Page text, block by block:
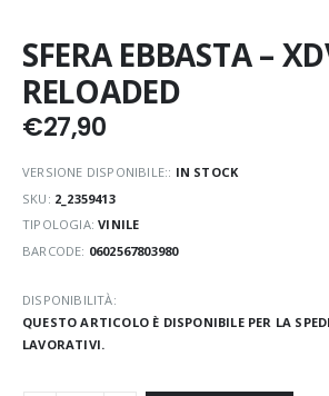
SFERA EBBASTA –
RELOADED
€27,90
VERSIONE DISPONIBILE:: IN STOCK
SKU: 2_2359413
TIPOLOGIA:VINILE
BARCODE: 0602567803980
DISPONIBILITÀ:
QUESTO ARTICOLO È DISPONIBILE PER LA
LAVORATIVI.